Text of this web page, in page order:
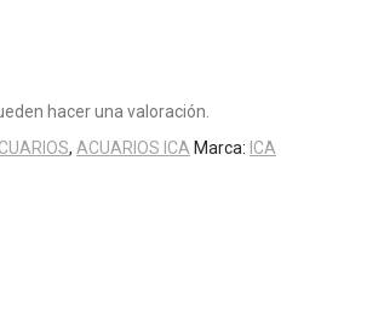
hacer una valoración.
, ACUARIOS ICA Marca: ICA